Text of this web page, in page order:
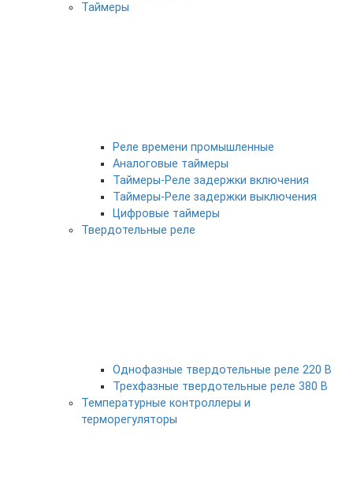
Таймеры
Реле времени промышленные
Аналоговые таймеры
Таймеры-Реле задержки включения
Таймеры-Реле задержки выключения
Цифровые таймеры
Твердотельные реле
Однофазные твердотельные реле 220 В
Трехфазные твердотельные реле 380 В
Температурные контроллеры и
терморегуляторы